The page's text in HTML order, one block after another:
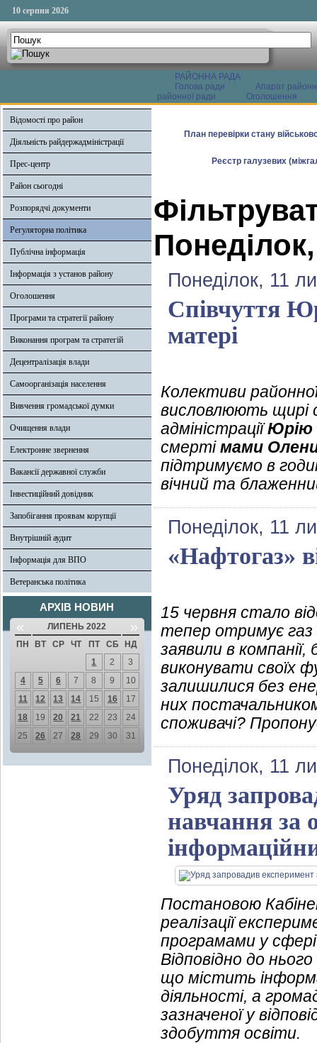
10 серпня 2026
РАЙОННА РАДА
Голова ради
Апарат
районної ради
Оголошення
Відомості про район
Діяльність райдержадміністрації
Прес-центр
Район сьогодні
Розпорядчі документи
Регуляторна політика
Публічна інформація
Інформація з установ району
Оголошення
Програми та стратегії району
Виконання програм та стратегій
Децентралізація влади
Самоорганізація населення
Вивчення громадської думки
Очищення влади
Електронне звернення
Вакансії державної служби
Інвестиційний довідник
Запобігання проявам корупції
Внутрішній аудит
Інформація для ВПО
Ветеранська політика
АРХІВ НОВИН
« ЛИПЕНЬ 2022 »
ПН ВТ СР ЧТ ПТ СБ
НД
1
2
3
4
5 6 7 8 9
10
11
12 13 14 15 16
17
18
19 20 21 22 23
24
25
26 27 28 29 30 31
План перевірки стану
Реєстр галузевих
Понеділок, 11
Співчуття
матері
Колективи районної
висловлюють щирі
адміністраціїЮрію
смертімами
підтримуємо в
вічний та
Понеділок, 11
«Нафтогаз»
15 червня стало
тепер отримує газ
заявили в
виконувати своїх
залишилися без
них
споживачі?
Понеділок, 11
Уряд
навчання за
Постановою
реалізації
програмами у
Відповідно до
що містить
діяльності, а
зазначеної у
здобуття освіти.